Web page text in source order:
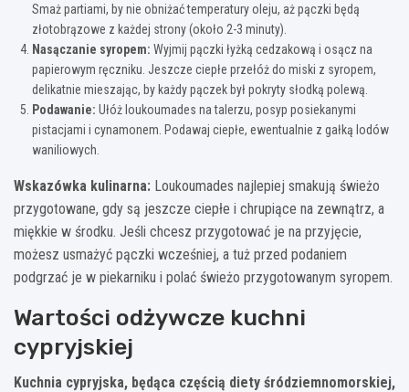
Smaż partiami, by nie obniżać temperatury oleju, aż pączki będą
złotobrązowe z każdej strony (około 2-3 minuty).
Nasączanie syropem: Wyjmij pączki łyżką cedzakową i osącz na
papierowym ręczniku. Jeszcze ciepłe przełóż do miski z syropem,
delikatnie mieszając, by każdy pączek był pokryty słodką polewą.
Podawanie: Ułóż loukoumades na talerzu, posyp posiekanymi
pistacjami i cynamonem. Podawaj ciepłe, ewentualnie z gałką lodów
waniliowych.
Wskazówka kulinarna: Loukoumades najlepiej smakują świeżo
przygotowane, gdy są jeszcze ciepłe i chrupiące na zewnątrz, a
miękkie w środku. Jeśli chcesz przygotować je na przyjęcie,
możesz usmażyć pączki wcześniej, a tuż przed podaniem
podgrzać je w piekarniku i polać świeżo przygotowanym syropem.
Wartości odżywcze kuchni
cypryjskiej
Kuchnia cypryjska, będąca częścią diety śródziemnomorskiej,